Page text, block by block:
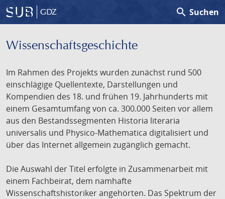
GDZ search Suchen
Wissenschafts­geschichte
Im Rahmen des Projekts wurden zunächst rund 500
einschlägige Quellentexte, Darstellungen und
Kompendien des 18. und frühen 19. Jahrhunderts mit
einem Gesamtumfang von ca. 300.000 Seiten vor allem
aus den Bestandssegmenten Historia literaria
universalis und Physico-Mathematica digitalisiert und
über das Internet allgemein zugänglich gemacht.
Die Auswahl der Titel erfolgte in Zusammenarbeit mit
einem Fachbeirat, dem namhafte
Wissenschaftshistoriker angehörten. Das Spektrum der